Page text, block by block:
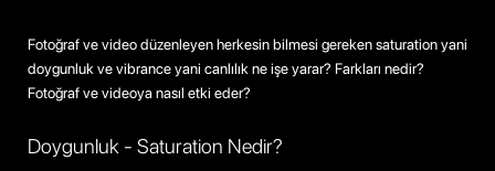
Fotoğraf ve video düzenleyen herkesin bilmesi gereken saturation yani
doygunluk ve vibrance yani canlılık ne işe yarar? Farkları nedir?
Fotoğraf ve videoya nasıl etki eder?
Doygunluk - Saturation Nedir?